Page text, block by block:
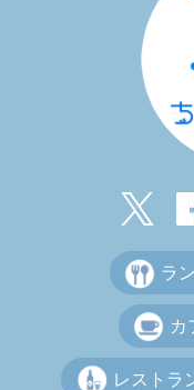
ラ
カ
レストラ